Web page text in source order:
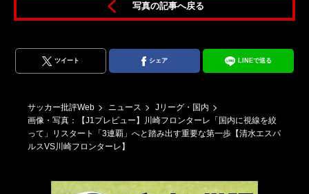
写真の記事へ戻る
ツイート シェア LINEで送る
サッカー批評Web ニュース
Jリーグ・国内
画像・写真：【J1プレビュー】川崎フロンターレ「国内に視線を絞
って」リスタート「3連覇」へと踏み出す重要な第一歩【清水エスパ
ルスVS川崎フロンターレ】